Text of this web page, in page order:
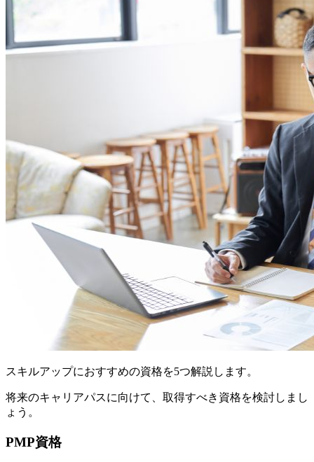
スキルアップにおすすめの資格を5つ解説します。
将来のキャリアパスに向けて、取得すべき資格を検討しまし
ょう。
PMP資格